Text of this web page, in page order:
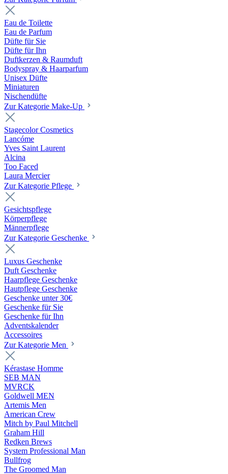
Eau de Toilette
Eau de Parfum
Düfte für Sie
Düfte für Ihn
Duftkerzen & Raumduft
Bodyspray & Haarparfum
Unisex Düfte
Miniaturen
Nischendüfte
Zur Kategorie Make-Up
Stagecolor Cosmetics
Lancóme
Yves Saint Laurent
Alcina
Too Faced
Laura Mercier
Zur Kategorie Pflege
Gesichtspflege
Körperpflege
Männerpflege
Zur Kategorie Geschenke
Luxus Geschenke
Duft Geschenke
Haarpflege Geschenke
Hautpflege Geschenke
Geschenke unter 30€
Geschenke für Sie
Geschenke für Ihn
Adventskalender
Accessoires
Zur Kategorie Men
Kérastase Homme
SEB MAN
MVRCK
Goldwell MEN
Artemis Men
American Crew
Mitch by Paul Mitchell
Graham Hill
Redken Brews
System Professional Man
Bullfrog
The Groomed Man